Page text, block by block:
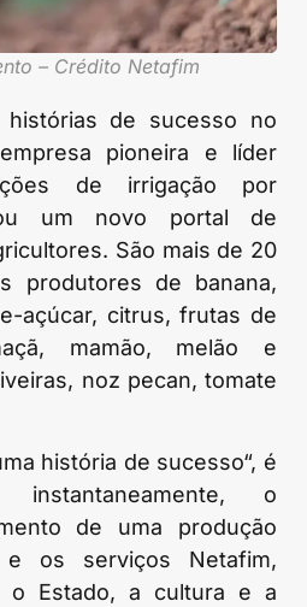
– Crédito Netafim
histórias de sucesso no
pioneira e líder
de irrigação por
um novo portal de
São mais de 20
produtores de banana,
açúcar, citrus, frutas de
mamão, melão e
noz pecan, tomate
história de sucesso“, é
instantaneamente, o
de uma produção
os serviços Netafim,
o Estado, a cultura e a